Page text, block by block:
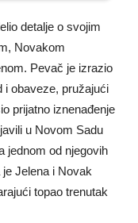
detalje o svojim
Novakom
Pevač je izrazio
i obaveze, pružajući
prijatno iznenađenje
u Novom Sadu
jednom od njegovih
Jelena i Novak
topao trenutak